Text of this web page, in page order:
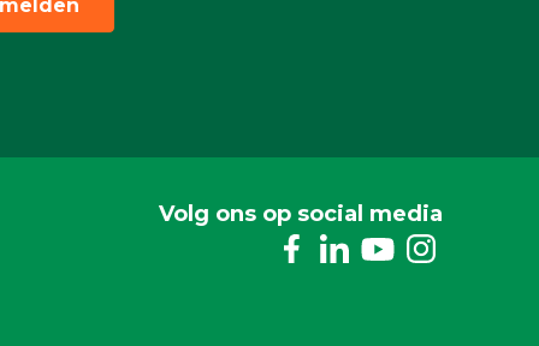
Volg ons op social media